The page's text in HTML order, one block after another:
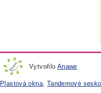
Vytvořilo Anawe
Plastová okna, Tandemové